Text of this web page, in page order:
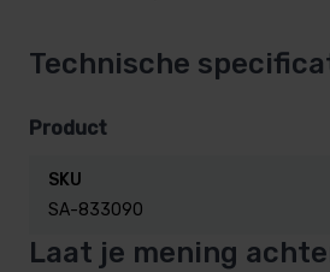
Technische
Product
SKU
SA-833090
Laat je mening